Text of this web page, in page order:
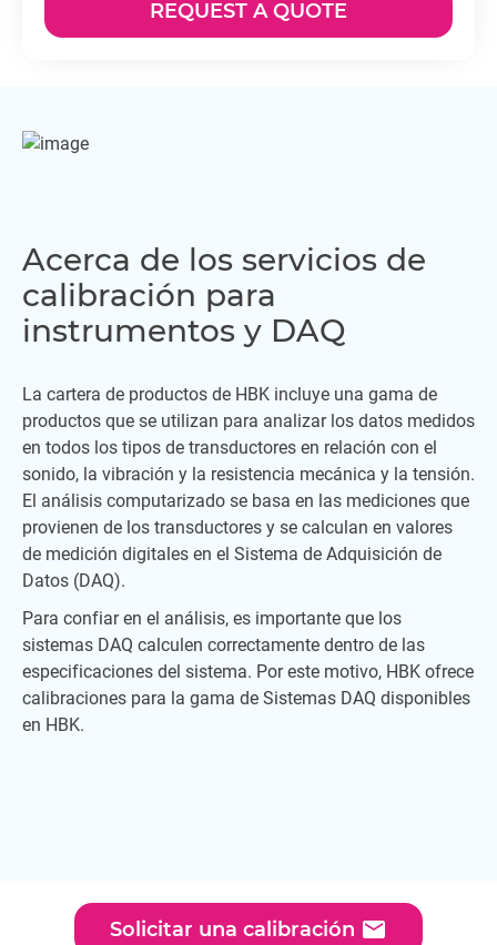
REQUEST A QUOTE
Acerca de los servicios de
calibración para
instrumentos y DAQ
La cartera de productos de HBK incluye una gama de
productos que se utilizan para analizar los datos medidos
en todos los tipos de transductores en relación con el
sonido, la vibración y la resistencia mecánica y la tensión.
El análisis computarizado se basa en las mediciones que
provienen de los transductores y se calculan en valores
de medición digitales en el Sistema de Adquisición de
Datos (DAQ).
Para confiar en el análisis, es importante que los
sistemas DAQ calculen correctamente dentro de las
especificaciones del sistema. Por este motivo, HBK ofrece
calibraciones para la gama de Sistemas DAQ disponibles
en HBK.
Solicitar una calibración email